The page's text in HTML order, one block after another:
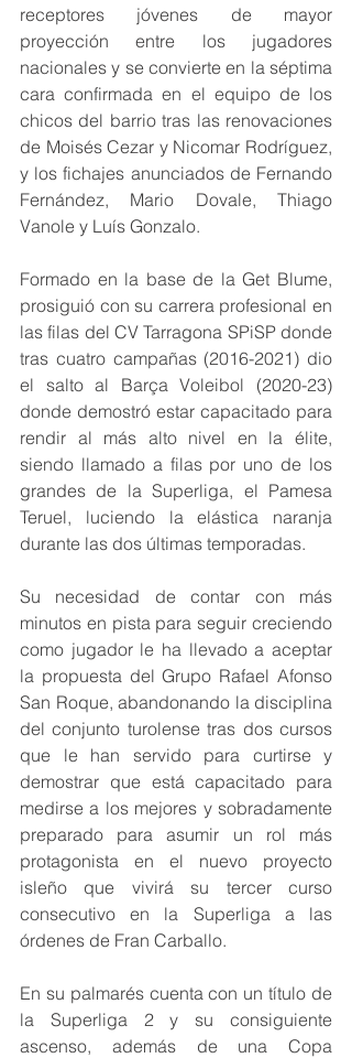
receptores jóvenes de mayor
proyección entre los jugadores
nacionales y se convierte en la séptima
cara confirmada en el equipo de los
chicos del barrio tras las renovaciones
de Moisés Cezar y Nicomar Rodríguez,
y los fichajes anunciados de Fernando
Fernández, Mario Dovale, Thiago
Vanole y Luís Gonzalo.
Formado en la base de la Get Blume,
prosiguió con su carrera profesional en
las filas del CV Tarragona SPiSP donde
tras cuatro campañas (2016-2021) dio
el salto al Barça Voleibol (2020-23)
donde demostró estar capacitado para
rendir al más alto nivel en la élite,
siendo llamado a filas por uno de los
grandes de la Superliga, el Pamesa
Teruel, luciendo la elástica naranja
durante las dos últimas temporadas.
Su necesidad de contar con más
minutos en pista para seguir creciendo
como jugador le ha llevado a aceptar
la propuesta del Grupo Rafael Afonso
San Roque, abandonando la disciplina
del conjunto turolense tras dos cursos
que le han servido para curtirse y
demostrar que está capacitado para
medirse a los mejores y sobradamente
preparado para asumir un rol más
protagonista en el nuevo proyecto
isleño que vivirá su tercer curso
consecutivo en la Superliga a las
órdenes de Fran Carballo.
En su palmarés cuenta con un título de
la Superliga 2 y su consiguiente
ascenso, además de una Copa